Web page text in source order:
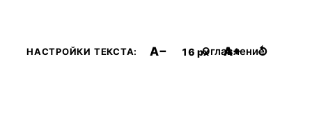
НАСТРОЙКИ ТЕКСТА: A− 16 px A+ ↺
Оглавление